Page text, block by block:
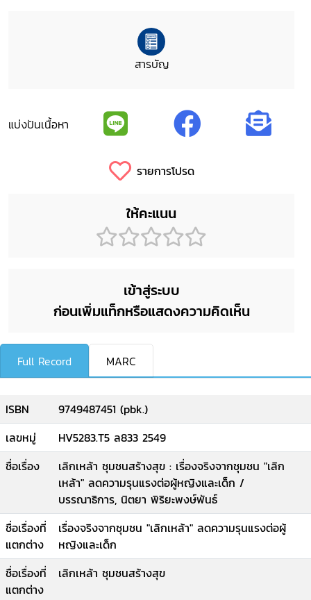
สารบัญ
แบ่งปันเนื้อหา
รายการโปรด
ให้คะแนน
เข้าสู่ระบบ
ก่อนเพิ่มแท็กหรือแสดงความคิดเห็น
Full Record MARC
ISBN
9749487451 (pbk.)
เลขหมู่
HV5283.T5 ล833 2549
ชื่อเรื่อง
เลิกเหล้า ชุมชนสร้างสุข : เรื่องจริงจากชุมชน "เลิก
เหล้า" ลดความรุนแรงต่อผู้หญิงและเด็ก /
บรรณาธิการ, นิตยา พิริยะพงษ์พันธ์
ชื่อเรื่องที่
แตกต่าง
เรื่องจริงจากชุมชน "เลิกเหล้า" ลดความรุนแรงต่อผู้
หญิงและเด็ก
ชื่อเรื่องที่
แตกต่าง
เลิกเหล้า ชุมชนสร้างสุข